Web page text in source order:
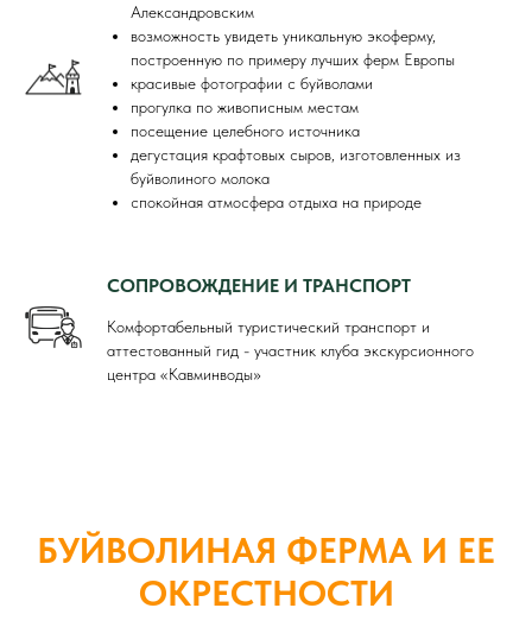
Александровским
возможность увидеть уникальную экоферму,
построенную по примеру лучших ферм Европы
красивые фотографии с буйволами
прогулка по живописным местам
посещение целебного источника
дегустация крафтовых сыров, изготовленных из
буйволиного молока
спокойная атмосфера отдыха на природе
СОПРОВОЖДЕНИЕ И ТРАНСПОРТ
Комфортабельный туристический транспорт и
аттестованный гид - участник клуба экскурсионного
центра «Кавминводы»
БУЙВОЛИНАЯ ФЕРМА И ЕЕ
ОКРЕСТНОСТИ